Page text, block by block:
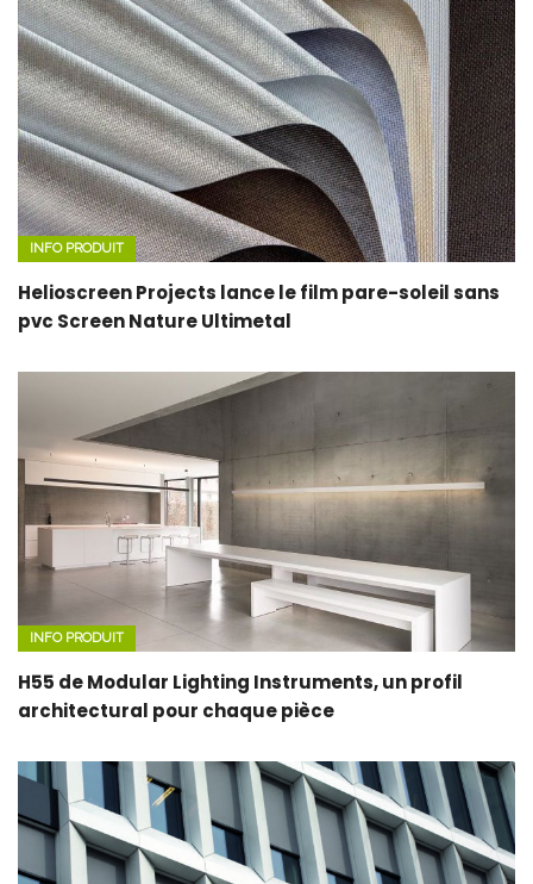
INFO PRODUIT
Helioscreen Projects lance le film pare-soleil sans
pvc Screen Nature Ultimetal
INFO PRODUIT
H55 de Modular Lighting Instruments, un profil
architectural pour chaque pièce